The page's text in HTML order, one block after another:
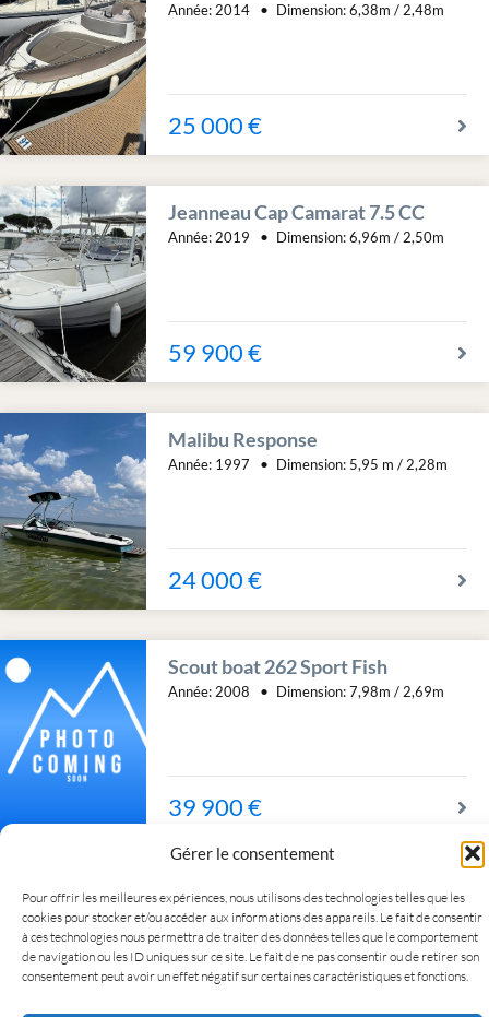
Gérer le consentement
Pour offrir les meilleures expériences, nous utilisons des technologies telles que les
cookies pour stocker et/ou accéder aux informations des appareils. Le fait de consentir
à ces technologies nous permettra de traiter des données telles que le comportement
de navigation ou les ID uniques sur ce site. Le fait de ne pas consentir ou de retirer son
consentement peut avoir un effet négatif sur certaines caractéristiques et fonctions.
Année: 2014 Dimension: 6,38m / 2,48m
25 000 €
Jeanneau Cap Camarat 7.5 CC
Année: 2019 Dimension: 6,96m / 2,50m
59 900 €
Malibu Response
Année: 1997 Dimension: 5,95 m / 2,28m
24 000 €
Scout boat 262 Sport Fish
Année: 2008 Dimension: 7,98m / 2,69m
39 900 €
Copyright © 2022 NexProperty
WordPress Real Estate Theme